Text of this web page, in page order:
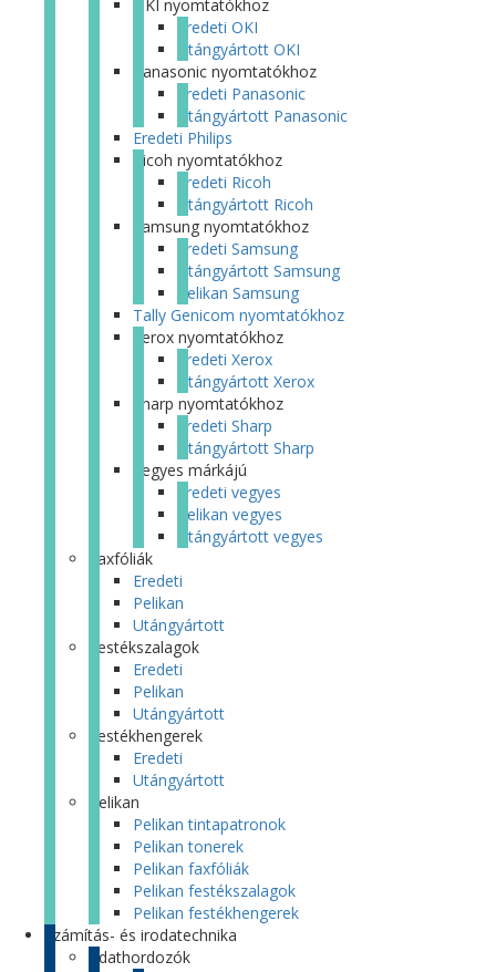
OKI nyomtatókhoz
Eredeti OKI
Utángyártott OKI
Panasonic nyomtatókhoz
Eredeti Panasonic
Utángyártott Panasonic
Eredeti Philips
Ricoh nyomtatókhoz
Eredeti Ricoh
Utángyártott Ricoh
Samsung nyomtatókhoz
Eredeti Samsung
Utángyártott Samsung
Pelikan Samsung
Tally Genicom nyomtatókhoz
Xerox nyomtatókhoz
Eredeti Xerox
Utángyártott Xerox
Sharp nyomtatókhoz
Eredeti Sharp
Utángyártott Sharp
Vegyes márkájú
Eredeti vegyes
Pelikan vegyes
Utángyártott vegyes
Faxfóliák
Eredeti
Pelikan
Utángyártott
Festékszalagok
Eredeti
Pelikan
Utángyártott
Festékhengerek
Eredeti
Utángyártott
Pelikan
Pelikan tintapatronok
Pelikan tonerek
Pelikan faxfóliák
Pelikan festékszalagok
Pelikan festékhengerek
Számítás- és irodatechnika
Adathordozók